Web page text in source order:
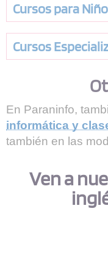
Cursos para
Cursos
En Paraninfo,
informática y
también en las
Ven a